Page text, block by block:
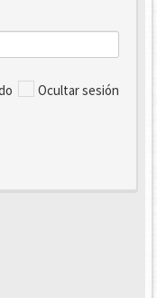
Ocultar sesión